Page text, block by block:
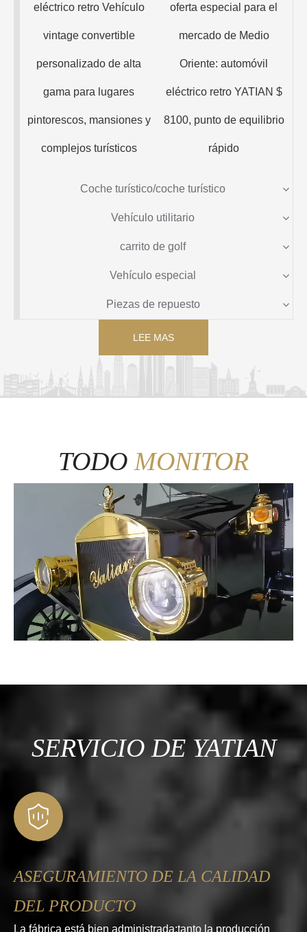
eléctrico retro Vehículo
vintage convertible
personalizado de alta
gama para lugares
pintorescos, mansiones y
complejos turísticos
oferta especial para el
mercado de Medio
Oriente: automóvil
eléctrico retro YATIAN $
8100, punto de equilibrio
rápido
Coche turístico/coche turístico
Vehículo utilitario
carrito de golf
Vehículo especial
Piezas de repuesto
LEE MAS
TODO MONITOR
SERVICIO DE YATIAN
ASEGURAMIENTO DE LA CALIDAD
DEL PRODUCTO
La fábrica está bien administrada;tanto la producción